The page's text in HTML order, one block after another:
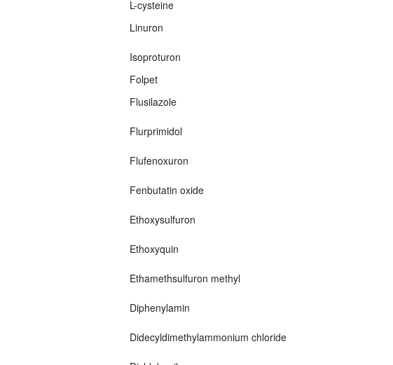
L-cysteine
Linuron
Isoproturon
Folpet
Flusilazole
Flurprimidol
Flufenoxuron
Fenbutatin oxide
Ethoxysulfuron
Ethoxyquin
Ethamethsulfuron methyl
Diphenylamin
Didecyldimethylammonium chloride